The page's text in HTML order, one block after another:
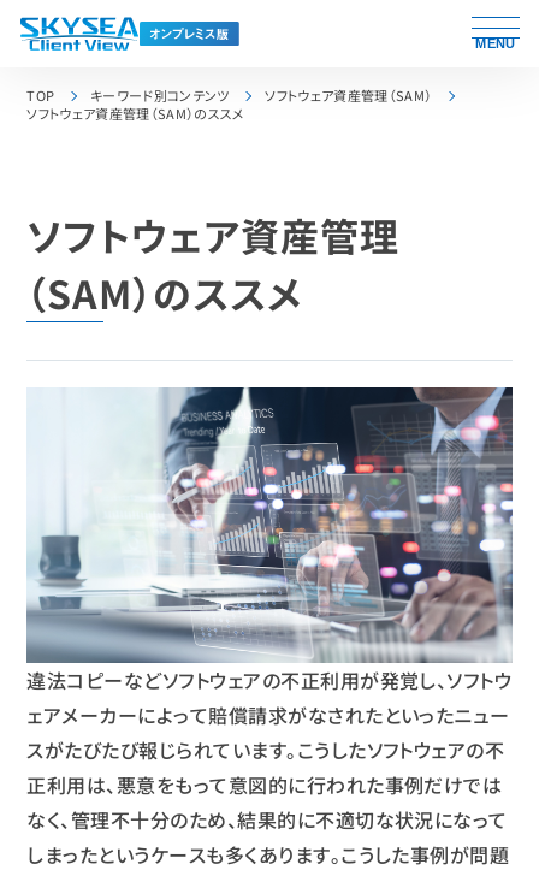
MENU
TOP キーワード別コンテンツ
ソフトウェア資産管理（SAM）
ソフトウェア資産管理（SAM）のススメ
ソフトウェア資産管理
（SAM）のススメ
違法コピーなどソフトウェアの不正利用が発覚し、ソフトウ
ェアメーカーによって賠償請求がなされたといったニュー
スがたびたび報じられています。こうしたソフトウェアの不
正利用は、悪意をもって意図的に行われた事例だけでは
なく、管理不十分のため、結果的に不適切な状況になって
しまったというケースも多くあります。こうした事例が問題